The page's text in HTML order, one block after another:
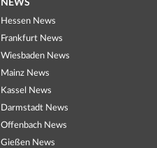
NEWS
Hessen News
Frankfurt News
Wiesbaden News
Mainz News
Kassel News
Darmstadt News
Offenbach News
Gießen News